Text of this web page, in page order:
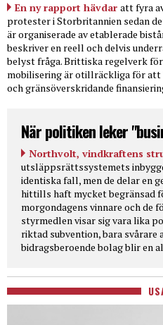
En ny rapport hävdar att fyra
protester i Storbritannien sedan
är organiserade av etablerade
beskriver en reell och delvis
belyst fråga. Brittiska regelverk
mobilisering är otillräckliga för
och gränsöverskridande
När politiken leker
Northvolt, vindkraftens
utsläppsrättssystemets
identiska fall, men de delar en
hittills haft mycket begränsad
morgondagens vinnare och de
styrmedlen visar sig vara lika
riktad subvention, bara svårare
bidragsberoende bolag blir en